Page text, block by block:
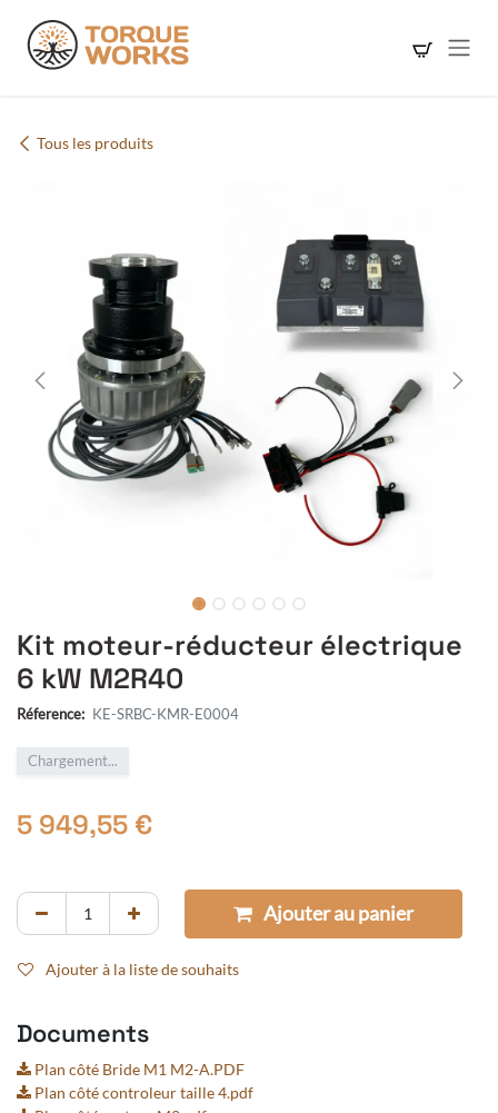
Tous les produits
Kit moteur-réducteur électrique
6 kW M2R40
Réference: KE-SRBC-KMR-E0004
Chargement...
5 949,55 €
Ajouter au panier
Ajouter à la liste de souhaits
Documents
Plan côté Bride M1 M2-A.PDF
Plan côté controleur taille 4.pdf